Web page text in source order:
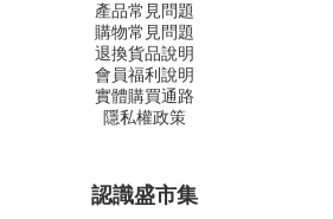
產品常見問題
購物常見問題
退換貨品說明
會員福利說明
實體購買通路
隱私權政策
認識盛市集